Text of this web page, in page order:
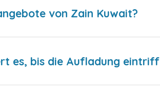
von Zain Kuwait?
es, bis die Aufladung